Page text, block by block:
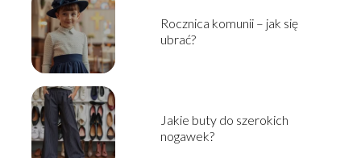
Rocznica komunii – jak się
ubrać?
Jakie buty do szerokich
nogawek?